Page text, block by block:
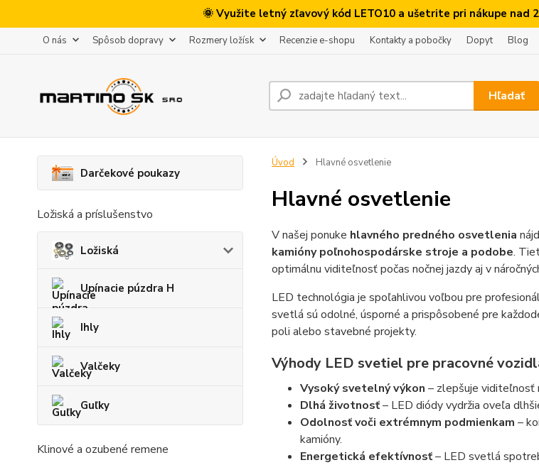
🌞 Využite letný zľavový kód LETO10 a ušetrite pri nákupe nad
O nás Spôsob dopravy Rozmery ložísk Recenzie e-shopu Kontakty a pobočky Dopyt Blog
Hľadať
Darčekové poukazy
Ložiská a príslušenstvo
Ložiská
Upínacie púzdra H
Ihly
Valčeky
Guľky
Klinové a ozubené remene
Úvod Hlavné osvetlenie
Hlavné osvetlenie
V našej ponuke hlavného predného osvetlenia
kamióny poľnohospodárske stroje a podobe.
optimálnu viditeľnosť počas nočnej jazdy aj v
LED technológia je spoľahlivou voľbou pre
svetlá sú odolné, úsporné a prispôsobené pre
poli alebo stavebné projekty.
Výhody LED svetiel pre pracovné
Vysoký svetelný výkon – zlepšuje viditeľnosť
Dlhá životnosť– LED diódy vydržia oveľa
Odolnosť voči extrémnym podmienkam –
kamióny.
Energetická efektívnosť– LED svetlá